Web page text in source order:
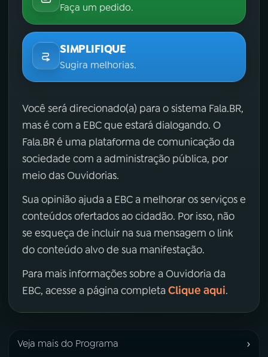
Faça um pedido.
SIMPLIFIQUE
Sugira melhorias.
Você será direcionado(a) para o sistema Fala.BR,
mas é com a EBC que estará dialogando. O
Fala.BR é uma plataforma de comunicação da
sociedade com a administração pública, por
meio das Ouvidorias.
Sua opinião ajuda a EBC a melhorar os serviços e
conteúdos ofertados ao cidadão. Por isso, não
se esqueça de incluir na sua mensagem o link
do conteúdo alvo de sua manifestação.
Para mais informações sobre a Ouvidoria da
EBC, acesse a página completa Clique aqui.
Veja mais do Programa ›